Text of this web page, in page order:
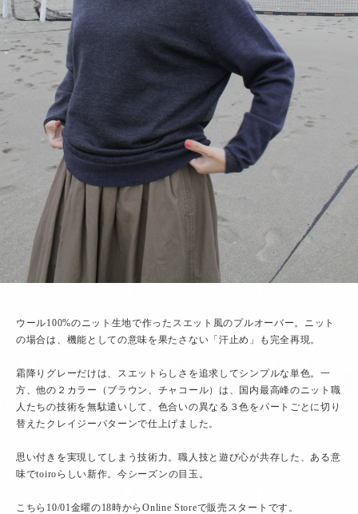
ウール100%のニット生地で作ったスエット風のプルオーバー。ニット
の場合は、機能としての意味を果たさない「汗止め」も完全再現。
霜降りグレーだけは、スエットらしさを追求してシンプルな単色。一
方、他の２カラー（ブラウン、チャコール）は、国内最高峰のニット職
人たちの技術を無駄遣いして、色合いの異なる３色をパートごとに切り
替えたクレイジーパターンで仕上げました。
思い付きを実現してしまう技術力。職人技と遊び心が共存した、ある意
味でtoiroらしい新作。今シーズンの目玉。
こちら10/01金曜の18時からOnline Storeで販売スタートです。